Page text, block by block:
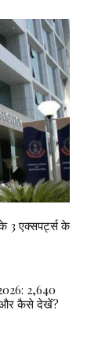
3 एक्सपर्ट्स के
2,640
और कैसे देखें?